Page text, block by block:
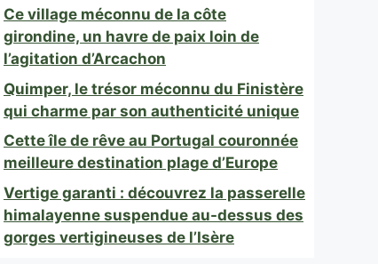
Ce village méconnu de la côte
girondine, un havre de paix loin de
l’agitation d’Arcachon
Quimper, le trésor méconnu du Finistère
qui charme par son authenticité unique
Cette île de rêve au Portugal couronnée
meilleure destination plage d’Europe
Vertige garanti : découvrez la passerelle
himalayenne suspendue au-dessus des
gorges vertigineuses de l’Isère